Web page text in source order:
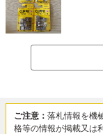
ご注意： 落札情報を機
格等の情報が掲載又は